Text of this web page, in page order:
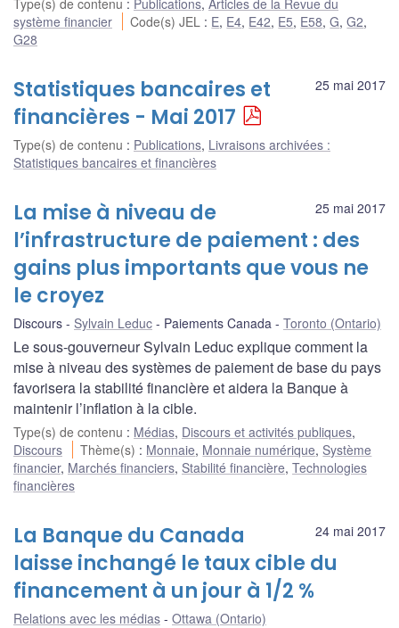
système financier
Code(s) JEL : E, E4, E42, E5, E58,G,G2,
G28
25 mai 2017
Statistiques bancaires et
financières - Mai 2017
Type(s) de contenu : Publications, Livraisons archivées :
Statistiques bancaires et financières
25 mai 2017
La mise à niveau de
l’infrastructure de paiement : des
gains plus importants que vous ne
le croyez
Discours Sylvain Leduc Paiements Canada Toronto (Ontario)
Le sous-gouverneur Sylvain Leduc explique comment la
mise à niveau des systèmes de paiement de base du pays
favorisera la stabilité financière et aidera la Banque à
maintenir l’inflation à la cible.
Type(s) de contenu : Médias, Discours et activités publiques,
Discours
Thème(s) : Monnaie, Monnaie numérique, Système
financier, Marchés financiers, Stabilité financière, Technologies
financières
24 mai 2017
La Banque du Canada
laisse inchangé le taux cible du
financement à un jour à 1/2 %
Relations avec les médias Ottawa (Ontario)